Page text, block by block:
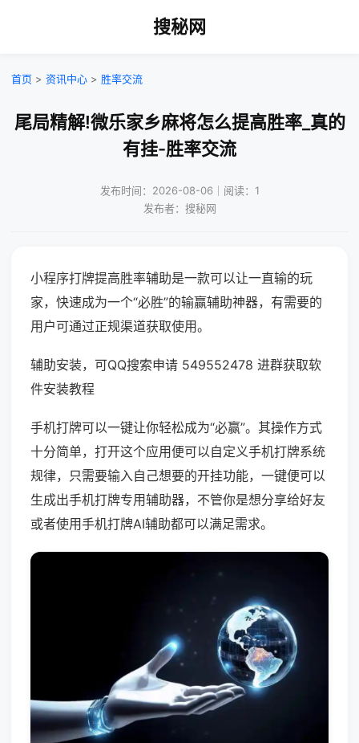
搜秘网
首页 > 资讯中心 > 胜率交流
尾局精解!微乐家乡麻将怎么提高胜率_真的
有挂-胜率交流
发布时间：2026-08-06｜阅读：1
发布者：搜秘网
小程序打牌提高胜率辅助是一款可以让一直输的玩
家，快速成为一个“必胜”的输赢辅助神器，有需要的
用户可通过正规渠道获取使用。
辅助安装，可QQ搜索申请 549552478 进群获取软
件安装教程
手机打牌可以一键让你轻松成为“必赢”。其操作方式
十分简单，打开这个应用便可以自定义手机打牌系统
规律，只需要输入自己想要的开挂功能，一键便可以
生成出手机打牌专用辅助器，不管你是想分享给好友
或者使用手机打牌AI辅助都可以满足需求。